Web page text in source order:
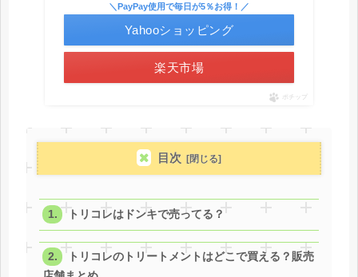
楽天市場
＼PayPay使用で毎日が5％お得！／
Yahooショッピング
ポチップ
目次
トリコレはドンキで売ってる？
トリコレのトリートメントはどこで買える？販売